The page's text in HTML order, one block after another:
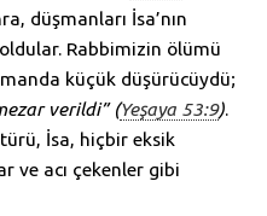
düşmanları İsa’nın
Rabbimizin ölümü
küçük düşürücüydü;
verildi” (Yeşaya 53:9).
İsa, hiçbir eksik
ve acı çekenler gibi